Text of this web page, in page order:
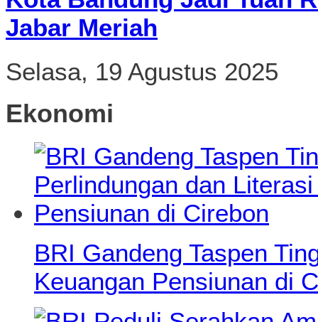
Jabar Meriah
Selasa, 19 Agustus 2025
Ekonomi
BRI Gandeng Taspen
Keuangan Pensiunan di